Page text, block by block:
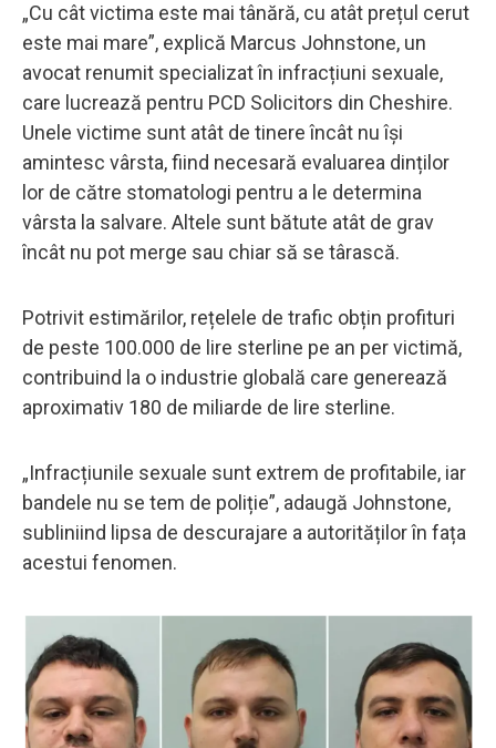
„Cu cât victima este mai tânără, cu atât prețul cerut
este mai mare”, explică Marcus Johnstone, un
avocat renumit specializat în infracțiuni sexuale,
care lucrează pentru PCD Solicitors din Cheshire.
Unele victime sunt atât de tinere încât nu își
amintesc vârsta, fiind necesară evaluarea dinților
lor de către stomatologi pentru a le determina
vârsta la salvare. Altele sunt bătute atât de grav
încât nu pot merge sau chiar să se târască.
Potrivit estimărilor, rețelele de trafic obțin profituri
de peste 100.000 de lire sterline pe an per victimă,
contribuind la o industrie globală care generează
aproximativ 180 de miliarde de lire sterline.
„Infracțiunile sexuale sunt extrem de profitabile, iar
bandele nu se tem de poliție”, adaugă Johnstone,
subliniind lipsa de descurajare a autorităților în fața
acestui fenomen.